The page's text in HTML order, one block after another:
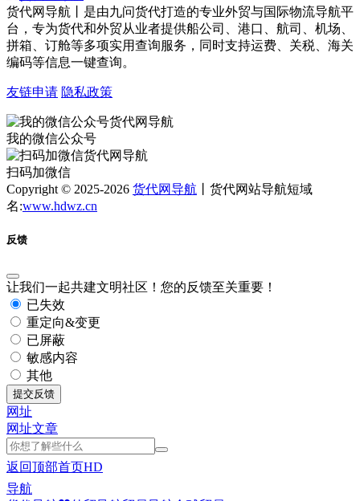
货代网导航丨是由九问货代打造的专业外贸与国际物流导航平
台，专为货代和外贸从业者提供船公司、港口、航司、机场、
拼箱、订舱等多项实用查询服务，同时支持运费、关税、海关
编码等信息一键查询。
友链申请 隐私政策
我的微信公众号
扫码加微信
Copyright © 2025-2026 货代网导航 丨货代网站导航短域
名:www.hdwz.cn
反馈
让我们一起共建文明社区！您的反馈至关重要！
已失效
重定向&变更
已屏蔽
敏感内容
其他
提交反馈
网址
网址文章
返回顶部首页HD
导航